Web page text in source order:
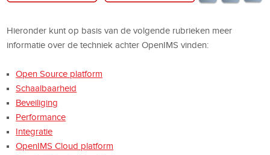
Hieronder kunt op basis van de volgende rubrieken meer
informatie over de techniek achter OpenIMS vinden:
Open Source platform
Schaalbaarheid
Beveiliging
Performance
Integratie
OpenIMS Cloud platform